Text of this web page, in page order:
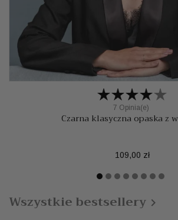
7 Opinia(e)
Czarna klasyczna opaska z
Cena
109,00 zł
Wszystkie bestsellery 